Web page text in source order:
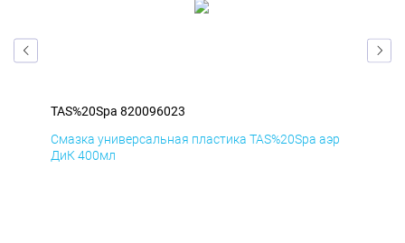
TAS%20Spa 820096023
Смазка универсальная пластика TAS%20Spa аэр
ДиК 400мл